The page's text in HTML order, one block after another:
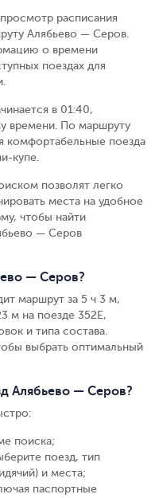
расписания
Алябьево — Серов.
о времени
поездах для
в 01:40,
времени. По маршруту
комфортабельные поезда
купе.
позволят легко
места на удобное
чтобы найти
— Серов
— Серов?
маршрут за 5 ч 3 м,
м на поезде 352Е,
и типа состава.
выбрать оптимальный
Алябьево — Серов?
:
поиска;
поезд, тип
и места;
паспортные